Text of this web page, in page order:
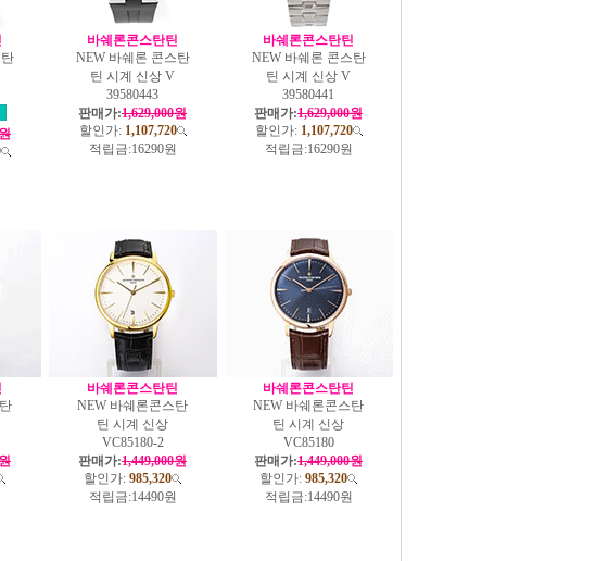
바쉐론콘스탄틴
NEW 바쉐론 콘스탄
틴 시계 신상 V
39580443
판매가:1,629,000원
할인가: 1,107,720
적립금:16290원
바쉐론콘스탄틴
NEW 바쉐론 콘스탄
틴 시계 신상 V
39580441
판매가:1,629,000원
할인가: 1,107,720
적립금:16290원
바쉐론콘스탄틴
NEW 바쉐론콘스탄
틴 시계 신상
VC85180-2
판매가:1,449,000원
할인가: 985,320
적립금:14490원
바쉐론콘스탄틴
NEW 바쉐론콘스탄
틴 시계 신상
VC85180
판매가:1,449,000원
할인가: 985,320
적립금:14490원